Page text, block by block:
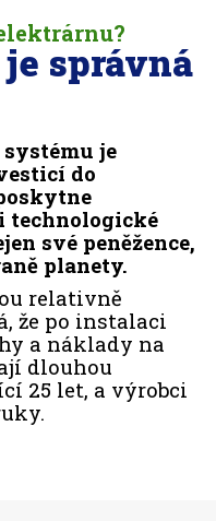
správná
je
do
technologické
své peněžence,
planety.
relativně
že po instalaci
a náklady na
dlouhou
25 let, a výrobci